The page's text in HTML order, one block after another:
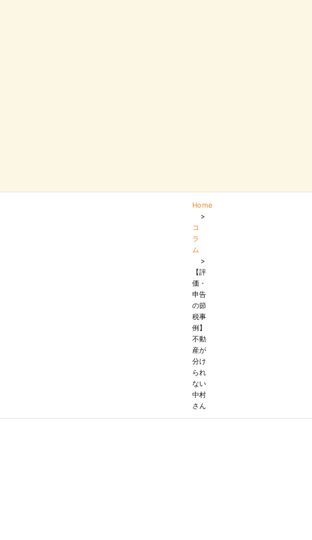
Home
>
コ
ラ
ム
>
【評
価・
申告
の節
税事
例】
不動
産が
分け
られ
ない
中村
さん